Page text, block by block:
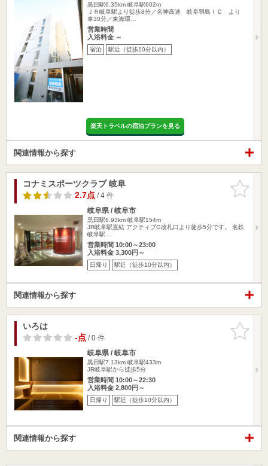
黒田駅6.35km 岐阜駅602m
ＪＲ岐阜駅より徒歩8分／名神高速 岐阜羽島ＩＣ より
車30分／東海環…
営業時間
入浴料金 ～
宿泊 駅近（徒歩10分以内）
楽天トラベルの宿泊プランを見る
関連情報から探す
お気に入
りに追加
コナミスポーツクラブ 岐阜
2.7点/ 4 件
岐阜県 / 岐阜市
黒田駅6.93km 岐阜駅154m
JR岐阜駅直結 アクティブG改札口より徒歩5分です。 名鉄
岐阜駅…
営業時間 10:00～23:00
入浴料金 3,300円～
日帰り 駅近（徒歩10分以内）
関連情報から探す
お気に入
りに追加
いろは
-点/ 0 件
岐阜県 / 岐阜市
黒田駅7.13km 岐阜駅433m
JR岐阜駅から徒歩5分
営業時間 10:00～22:30
入浴料金 2,800円～
日帰り 駅近（徒歩10分以内）
関連情報から探す